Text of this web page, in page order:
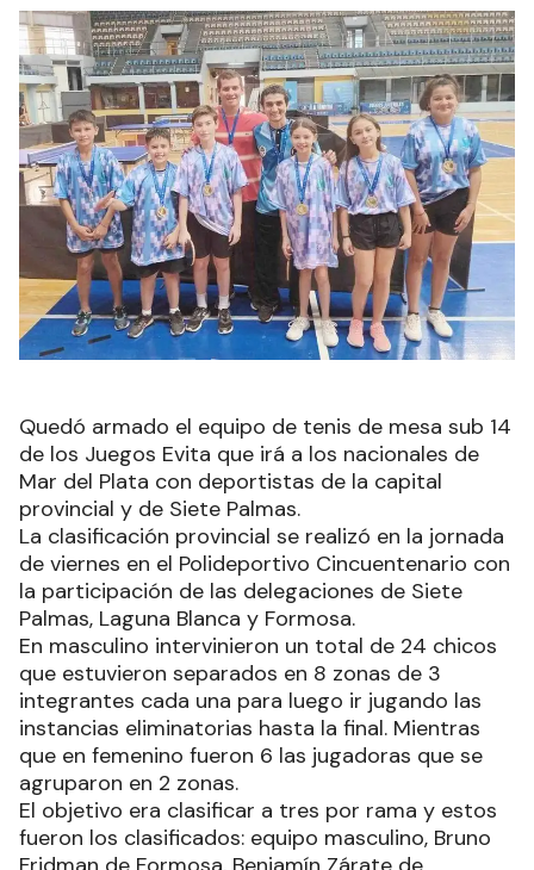
Quedó armado el equipo de tenis de mesa sub 14
de los Juegos Evita que irá a los nacionales de
Mar del Plata con deportistas de la capital
provincial y de Siete Palmas.
La clasificación provincial se realizó en la jornada
de viernes en el Polideportivo Cincuentenario con
la participación de las delegaciones de Siete
Palmas, Laguna Blanca y Formosa.
En masculino intervinieron un total de 24 chicos
que estuvieron separados en 8 zonas de 3
integrantes cada una para luego ir jugando las
instancias eliminatorias hasta la final. Mientras
que en femenino fueron 6 las jugadoras que se
agruparon en 2 zonas.
El objetivo era clasificar a tres por rama y estos
fueron los clasificados: equipo masculino, Bruno